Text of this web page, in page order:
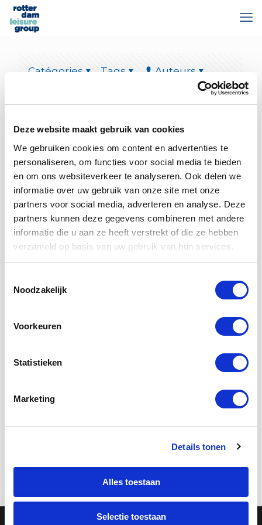
Deze website maakt gebruik van cookies
We gebruiken cookies om content en advertenties te
personaliseren, om functies voor social media te bieden
en om ons websiteverkeer te analyseren. Ook delen we
informatie over uw gebruik van onze site met onze
partners voor social media, adverteren en analyse. Deze
partners kunnen deze gegevens combineren met andere
informatie die u aan ze heeft verstrekt of die ze hebben
verzameld op basis van uw gebruik van hun services.
Noodzakelijk
Voorkeuren
Statistieken
Marketing
Details tonen
Alles toestaan
Selectie toestaan
Catégories Tags
Auteurs
Afficher tout
Rotterdam Voorjaar 2026: Art
Ontdek de beste evenementen in
Combineer met een unieke activiteit van
Rotterdam Leisure Group!